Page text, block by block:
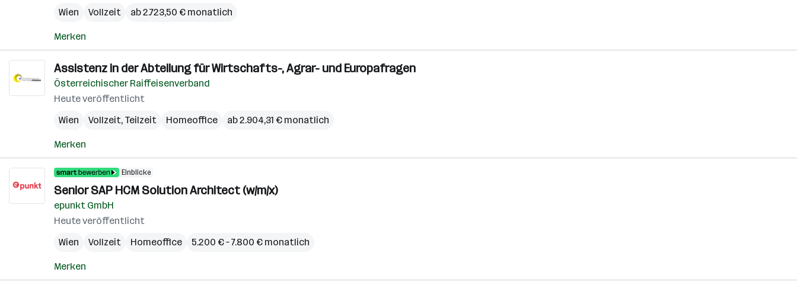
Wien
Vollzeit ab 2.723,50 € monatlich
Merken
Assistenz in der Abteilung für Wirtschafts-, Agrar- und Europafragen
Österreichischer Raiffeisenverband
Heute veröffentlicht
Wien
Vollzeit, Teilzeit Homeoffice ab 2.904,31 € monatlich
Merken
Einblicke
Senior SAP HCM Solution Architect (w/m/x)
epunkt GmbH
Heute veröffentlicht
Wien
Vollzeit Homeoffice 5.200 € – 7.800 € monatlich
Merken